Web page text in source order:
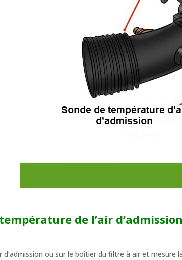
de l’air
d’admission ou sur le boîtier du filtre à air et